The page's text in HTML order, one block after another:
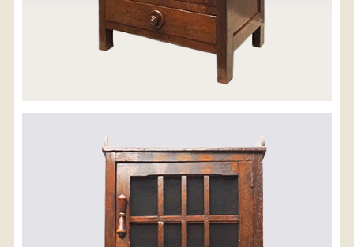
送料ランク
店舗までお問い合わせ下さい。
03-3468-0853